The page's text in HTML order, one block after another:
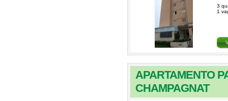
3
1
APARTAMENTO
CHAMPAGNAT